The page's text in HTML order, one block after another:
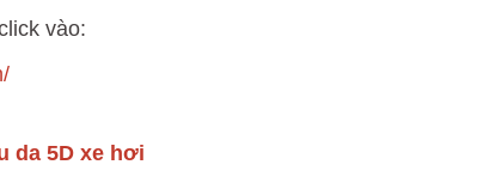
vào:
da 5D xe hơi